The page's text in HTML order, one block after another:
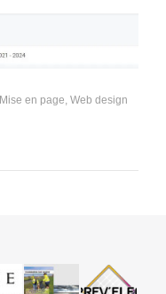
Mise en page,Web design